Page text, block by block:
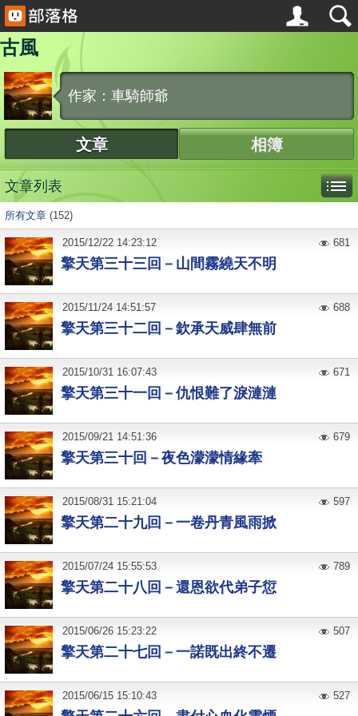
古風
作家：車騎師爺
文章 相簿
文章列表
所有文章 (152)
擎天第三十三回－山間霧繞天不明
2015/12/22 14:23:12 681
擎天第三十二回－欽承天威肆無前
2015/11/24 14:51:57 688
擎天第三十一回－仇恨難了淚漣漣
2015/10/31 16:07:43 671
擎天第三十回－夜色濛濛情緣牽
2015/09/21 14:51:36 679
擎天第二十九回－一卷丹青風雨掀
2015/08/31 15:21:04 597
擎天第二十八回－還恩欲代弟子愆
2015/07/24 15:55:53 789
擎天第二十七回－一諾既出終不遷
2015/06/26 15:23:22 507
2015/06/15 15:10:43 527